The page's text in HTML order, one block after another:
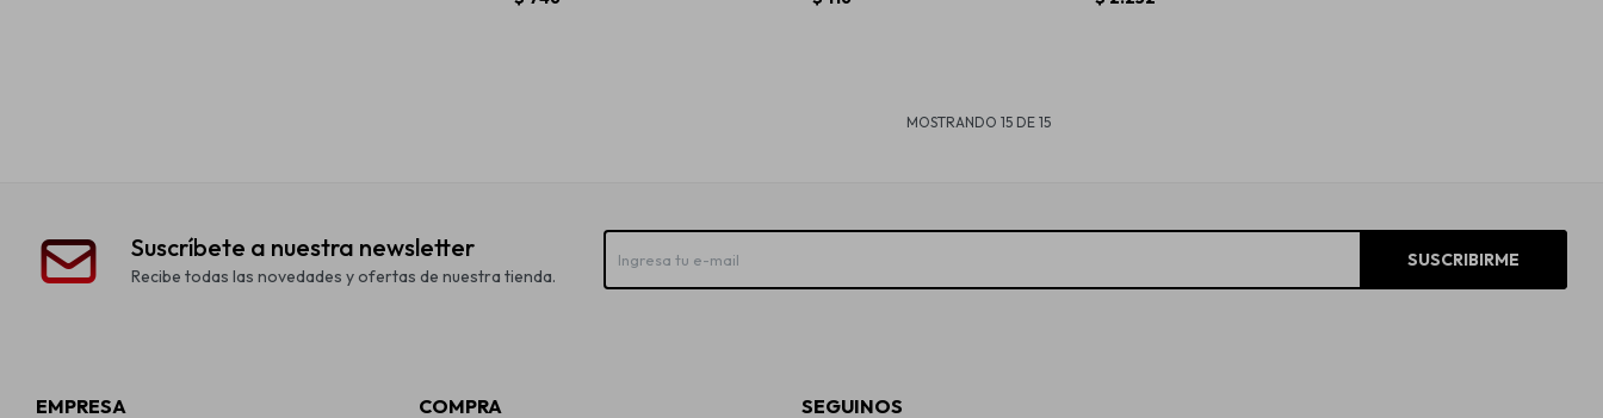
MOSTRANDO 15DE 15
Suscríbete a nuestra newsletter
Recibe todas las novedades y ofertas de nuestra tienda.
SUSCRIBIRME
EMPRESA COMPRA SEGUINOS